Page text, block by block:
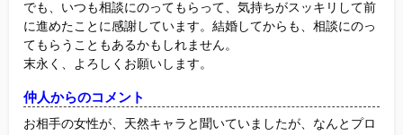
でも、いつも相談にのってもらって、気持ちがスッキリして前
に進めたことに感謝しています。結婚してからも、相談にのっ
てもらうこともあるかもしれません。
末永く、よろしくお願いします。
仲人からのコメント
お相手の女性が、天然キャラと聞いていましたが、なんとプロ